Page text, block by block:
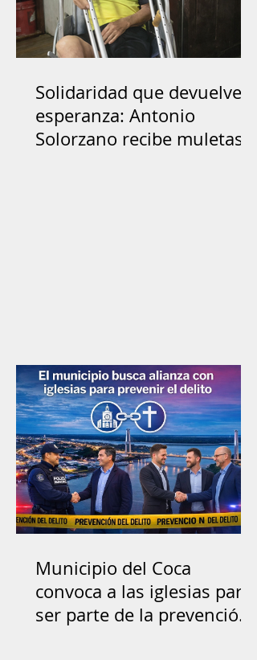
Solidaridad que devuelve
esperanza: Antonio
Solorzano recibe muletas
Municipio del Coca
convoca a las iglesias para
ser parte de la prevención